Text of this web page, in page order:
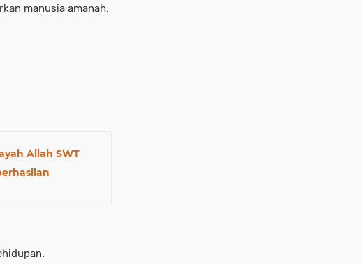
manusia amanah.
Allah SWT